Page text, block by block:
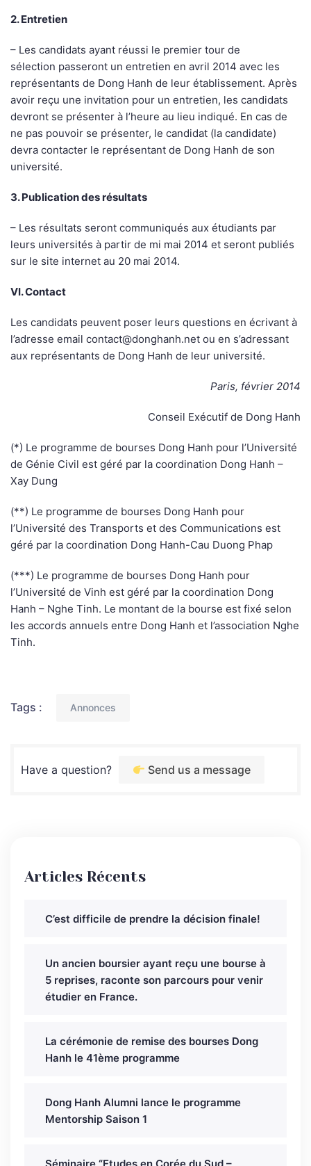
2. Entretien
– Les candidats ayant réussi le premier tour de
sélection passeront un entretien en avril 2014 avec les
représentants de Dong Hanh de leur établissement. Après
avoir reçu une invitation pour un entretien, les candidats
devront se présenter à l’heure au lieu indiqué. En cas de
ne pas pouvoir se présenter, le candidat (la candidate)
devra contacter le représentant de Dong Hanh de son
université.
3. Publication des résultats
– Les résultats seront communiqués aux étudiants par
leurs universités à partir de mi mai 2014 et seront publiés
sur le site internet au 20 mai 2014.
VI. Contact
Les candidats peuvent poser leurs questions en écrivant à
l’adresse email contact@donghanh.net ou en s’adressant
aux représentants de Dong Hanh de leur université.
Paris, février 2014
Conseil Exécutif de Dong Hanh
(*) Le programme de bourses Dong Hanh pour l’Université
de Génie Civil est géré par la coordination Dong Hanh –
Xay Dung
(**) Le programme de bourses Dong Hanh pour
l’Université des Transports et des Communications est
géré par la coordination Dong Hanh-Cau Duong Phap
(***) Le programme de bourses Dong Hanh pour
l’Université de Vinh est géré par la coordination Dong
Hanh – Nghe Tinh. Le montant de la bourse est fixé selon
les accords annuels entre Dong Hanh et l’association Nghe
Tinh.
Tags : Annonces
Have a question? Send us a message
Articles Récents
C’est difficile de prendre la décision finale!
Un ancien boursier ayant reçu une bourse à
5 reprises, raconte son parcours pour venir
étudier en France.
La cérémonie de remise des bourses Dong
Hanh le 41ème programme
Dong Hanh Alumni lance le programme
Mentorship Saison 1